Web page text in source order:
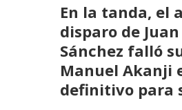
En la tanda, el
disparo de
Sánchez falló
Manuel Akanji
definitivo para